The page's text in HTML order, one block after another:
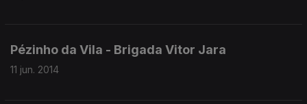
Pézinho da Vila - Brigada Vitor Jara
11 jun. 2014